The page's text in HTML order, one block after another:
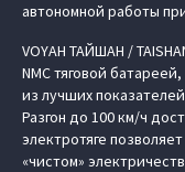
автономной работы
VOYAH ТАЙШАН /
NMC тяговой
из лучших
Разгон до 100 км/ч
электротяге
«чистом»